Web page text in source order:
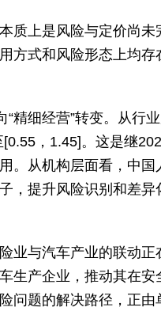
质上是风险与定价尚
方式和风险形态上均
“精细经营”转变。从行
，1.45]。这是继
。从机构层面看，中
，提升风险识别和差
业与汽车产业的联动
生产企业，推动其在
题的解决路径，正由